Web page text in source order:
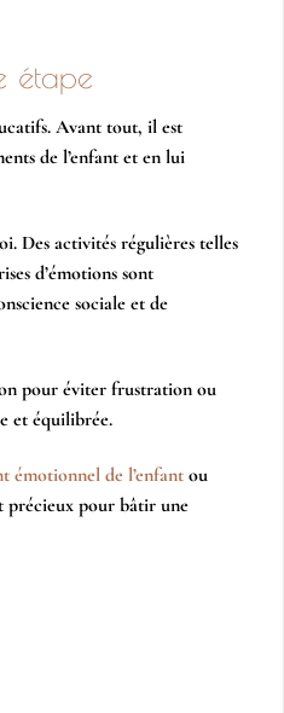
étape
Avant tout, il est
de l’enfant et en lui
Des activités régulières telles
d’émotions sont
sociale et de
pour éviter frustration ou
et équilibrée.
émotionnel de l’enfantou
précieux pour bâtir une